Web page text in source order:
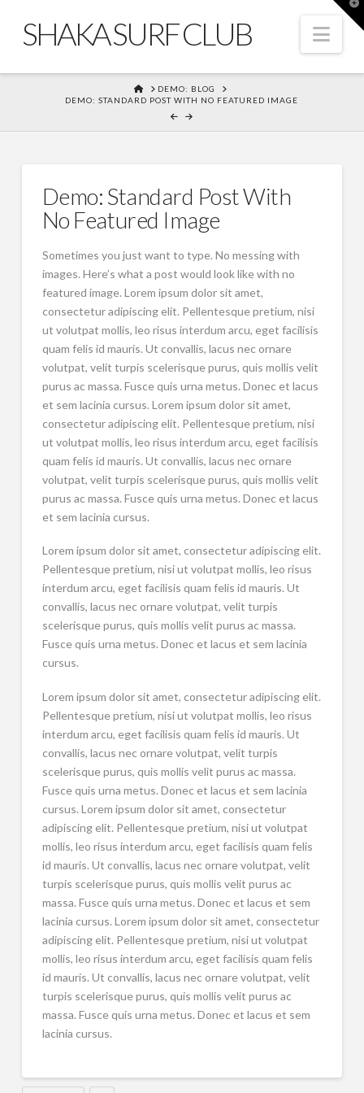
SHAKA SURF CLUB
HOMEDEMO: BLOG
DEMO: STANDARD POST WITH NO FEATURED IMAGE
Demo: Standard Post With
No Featured Image
Sometimes you just want to type. No messing with
images. Here’s what a post would look like with no
featured image. Lorem ipsum dolor sit amet,
consectetur adipiscing elit. Pellentesque pretium, nisi
ut volutpat mollis, leo risus interdum arcu, eget facilisis
quam felis id mauris. Ut convallis, lacus nec ornare
volutpat, velit turpis scelerisque purus, quis mollis velit
purus ac massa. Fusce quis urna metus. Donec et lacus
et sem lacinia cursus. Lorem ipsum dolor sit amet,
consectetur adipiscing elit. Pellentesque pretium, nisi
ut volutpat mollis, leo risus interdum arcu, eget facilisis
quam felis id mauris. Ut convallis, lacus nec ornare
volutpat, velit turpis scelerisque purus, quis mollis velit
purus ac massa. Fusce quis urna metus. Donec et lacus
et sem lacinia cursus.
Lorem ipsum dolor sit amet, consectetur adipiscing elit.
Pellentesque pretium, nisi ut volutpat mollis, leo risus
interdum arcu, eget facilisis quam felis id mauris. Ut
convallis, lacus nec ornare volutpat, velit turpis
scelerisque purus, quis mollis velit purus ac massa.
Fusce quis urna metus. Donec et lacus et sem lacinia
cursus.
Lorem ipsum dolor sit amet, consectetur adipiscing elit.
Pellentesque pretium, nisi ut volutpat mollis, leo risus
interdum arcu, eget facilisis quam felis id mauris. Ut
convallis, lacus nec ornare volutpat, velit turpis
scelerisque purus, quis mollis velit purus ac massa.
Fusce quis urna metus. Donec et lacus et sem lacinia
cursus. Lorem ipsum dolor sit amet, consectetur
adipiscing elit. Pellentesque pretium, nisi ut volutpat
mollis, leo risus interdum arcu, eget facilisis quam felis
id mauris. Ut convallis, lacus nec ornare volutpat, velit
turpis scelerisque purus, quis mollis velit purus ac
massa. Fusce quis urna metus. Donec et lacus et sem
lacinia cursus. Lorem ipsum dolor sit amet, consectetur
adipiscing elit. Pellentesque pretium, nisi ut volutpat
mollis, leo risus interdum arcu, eget facilisis quam felis
id mauris. Ut convallis, lacus nec ornare volutpat, velit
turpis scelerisque purus, quis mollis velit purus ac
massa. Fusce quis urna metus. Donec et lacus et sem
lacinia cursus.